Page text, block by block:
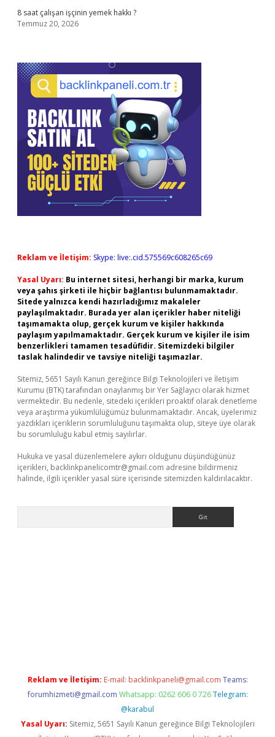
8 saat çalışan işçinin yemek hakkı ?
Temmuz 20, 2026
Reklam ve İletişim: Skype: live:.cid.575569c608265c69
Yasal Uyarı: Bu internet sitesi, herhangi bir marka, kurum
veya şahıs şirketi ile hiçbir bağlantısı bulunmamaktadır.
Sitede yalnızca kendi hazırladığımız makaleler
paylaşılmaktadır. Burada yer alan içerikler haber niteliği
taşımamakta olup, gerçek kurum ve kişiler hakkında
paylaşım yapılmamaktadır. Gerçek kurum ve kişiler ile isim
benzerlikleri tamamen tesadüfidir. Sitemizdeki bilgiler
taslak halindedir ve tavsiye niteliği taşımazlar.
Sitemiz, 5651 Sayılı Kanun gereğince Bilgi Teknolojileri ve İletişim
Kurumu (BTK) tarafından onaylanmış bir Yer Sağlayıcı olarak hizmet
vermektedir. Bu nedenle, sitedeki içerikleri proaktif olarak denetleme
veya araştırma yükümlülüğümüz bulunmamaktadır. Ancak, üyelerimiz
yazdıkları içeriklerin sorumluluğunu taşımakta olup, siteye üye olarak
bu sorumluluğu kabul etmiş sayılırlar.
Hukuka ve yasal düzenlemelere aykırı olduğunu düşündüğünüz
içerikleri, backlinkpanelicomtr@gmail.com adresine bildirmeniz
halinde, ilgili içerikler yasal süre içerisinde sitemizden kaldırılacaktır.
Reklam ve İletişim: E-mail: backlinkpaneli@gmail.com Teams:
forumhizmeti@gmail.com Whatsapp: 0262 606 0 726 Telegram:
@karabul
Yasal Uyarı: Sitemiz, 5651 Sayılı Kanun gereğince Bilgi Teknolojileri